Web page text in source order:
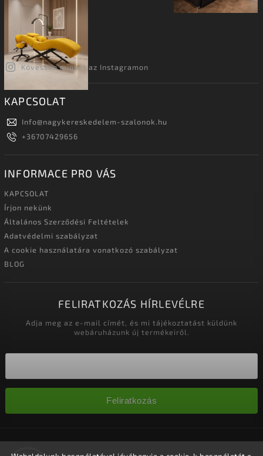
Kövessen minket az Instagramon
KAPCSOLAT
Info@nagykereskedelem-szalonok.hu
+36707429656
INFORMACE PRO VÁS
KAPCSOLAT
Írjon nekünk
Általános Szerződési Feltételek
Adatvédelmi szabályzat
A cookie használatára vonatkozó szabályzat
BLOG
FELIRATKOZÁS HÍRLEVÉLRE
Adja meg az e-mail címét, és mi tájékoztatást küldünk
webáruházunk új termékeiről.
Feliratkozás